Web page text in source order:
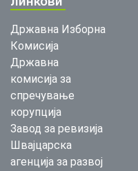
Државна Изборна
Комисија
Државна
комисија за
спречување
корупција
Завод за ревизија
Швајцарска
агенција за развој